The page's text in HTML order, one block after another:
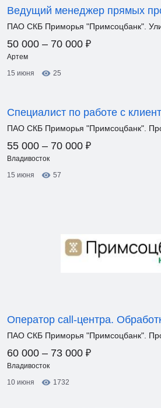
Ведущий менеджер прямых
ПАО СКБ Приморья "Примсоцбанк".
50 000 – 70 000 ₽
Артем
15 июня
25
Специалист по работе с
ПАО СКБ Приморья "Примсоцбанк".
55 000 – 70 000 ₽
Владивосток
15 июня
57
Оператор call-центра.
ПАО СКБ Приморья "Примсоцбанк".
60 000 – 73 000 ₽
Владивосток
10 июня
1732